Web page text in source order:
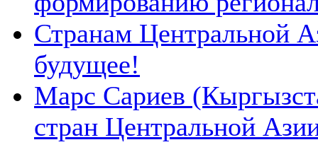
Странам Центральной
будущее!
Марс Сариев
стран Центральной